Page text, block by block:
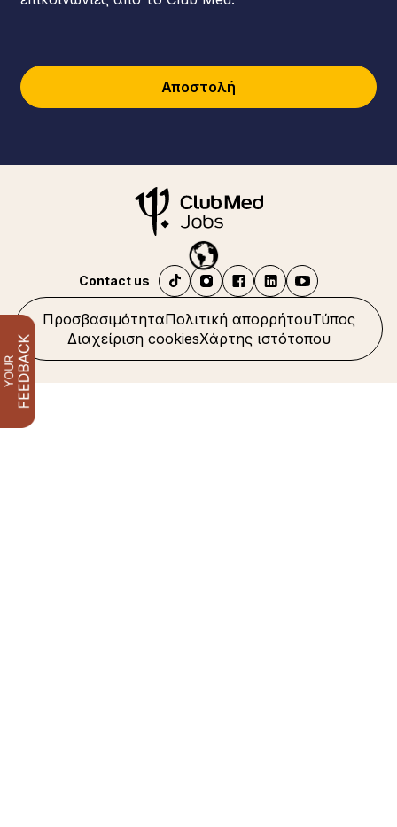
Αποστολή
ΠροσβασιμότηταΠολιτική απορρήτουΤύπος
Διαχείριση cookiesΧάρτης ιστότοπου
Contact us